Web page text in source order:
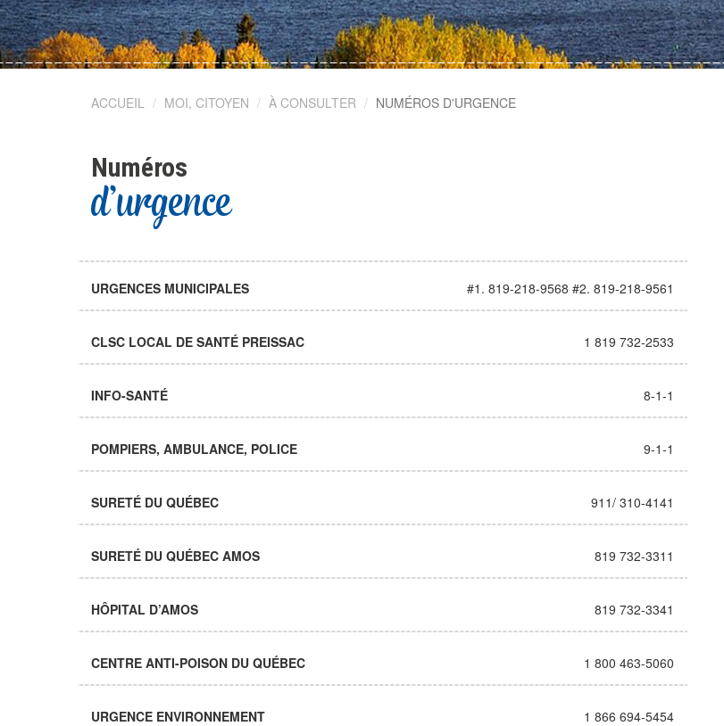
© ELVIS ROY
ACCUEIL MOI, CITOYEN À CONSULTER NUMÉROS D'URGENCE
Numéros
d'urgence
URGENCES MUNICIPALES #1. 819-218-9568 #2. 819-218-9561
CLSC LOCAL DE SANTÉ PREISSAC 1 819 732-2533
INFO-SANTÉ 8-1-1
POMPIERS, AMBULANCE, POLICE 9-1-1
SURETÉ DU QUÉBEC 911/ 310-4141
SURETÉ DU QUÉBEC AMOS 819 732-3311
HÔPITAL D’AMOS 819 732-3341
CENTRE ANTI-POISON DU QUÉBEC 1 800 463-5060
URGENCE ENVIRONNEMENT 1 866 694-5454